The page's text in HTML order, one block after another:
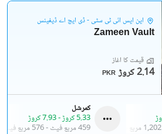
این ایس آئی ٹی سٹی - ڈی ایچ اے ڈیفینس
Zameen Vault
قیمت کا آغاز
PKR 2.14 کروڑ
1,202 مربع فیٹ
کمرشل
5.33 کروڑ
-7.93 کروڑ
459 مربع فیٹ
-576 مربع فیٹ